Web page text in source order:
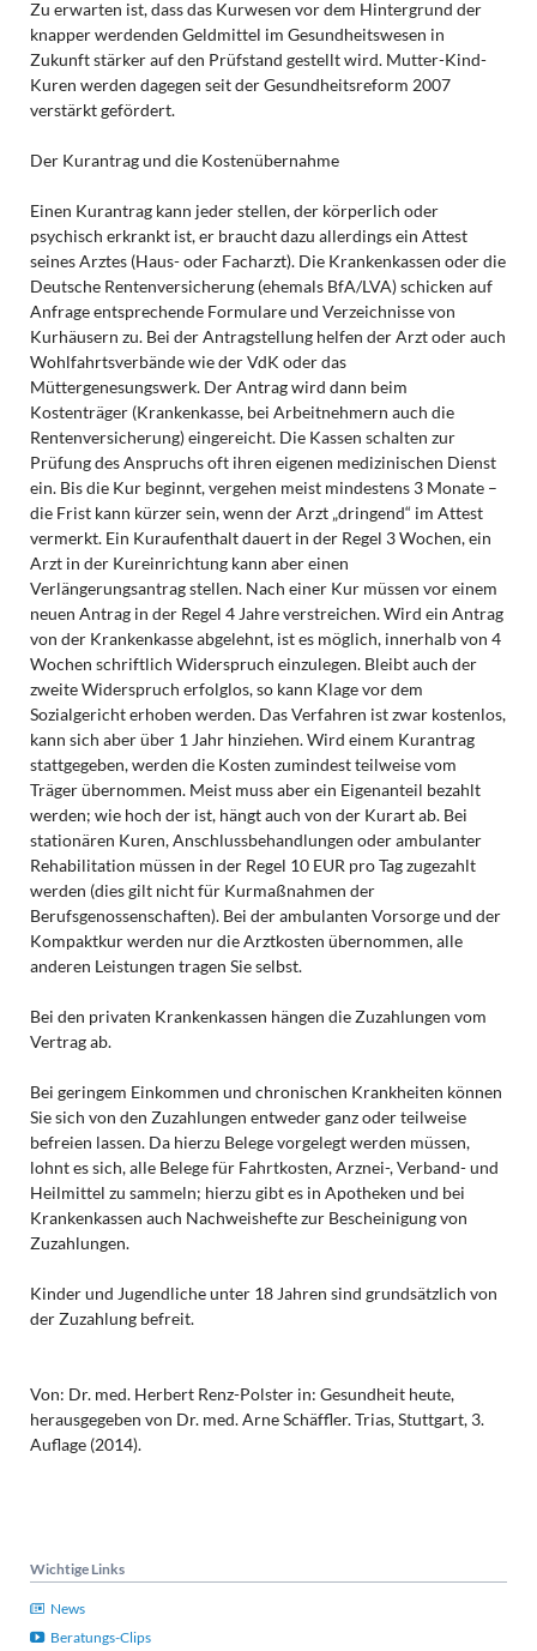
Zu erwarten ist, dass das Kurwesen vor dem Hintergrund der
knapper werdenden Geldmittel im Gesundheitswesen in
Zukunft stärker auf den Prüfstand gestellt wird. Mutter-Kind-
Kuren werden dagegen seit der Gesundheitsreform 2007
verstärkt gefördert.
Der Kurantrag und die Kostenübernahme
Einen Kurantrag kann jeder stellen, der körperlich oder
psychisch erkrankt ist, er braucht dazu allerdings ein Attest
seines Arztes (Haus- oder Facharzt). Die Krankenkassen oder die
Deutsche Rentenversicherung (ehemals BfA/LVA) schicken auf
Anfrage entsprechende Formulare und Verzeichnisse von
Kurhäusern zu. Bei der Antragstellung helfen der Arzt oder auch
Wohlfahrtsverbände wie der VdK oder das
Müttergenesungswerk. Der Antrag wird dann beim
Kostenträger (Krankenkasse, bei Arbeitnehmern auch die
Rentenversicherung) eingereicht. Die Kassen schalten zur
Prüfung des Anspruchs oft ihren eigenen medizinischen Dienst
ein. Bis die Kur beginnt, vergehen meist mindestens 3 Monate –
die Frist kann kürzer sein, wenn der Arzt „dringend“ im Attest
vermerkt. Ein Kuraufenthalt dauert in der Regel 3 Wochen, ein
Arzt in der Kureinrichtung kann aber einen
Verlängerungsantrag stellen. Nach einer Kur müssen vor einem
neuen Antrag in der Regel 4 Jahre verstreichen. Wird ein Antrag
von der Krankenkasse abgelehnt, ist es möglich, innerhalb von 4
Wochen schriftlich Widerspruch einzulegen. Bleibt auch der
zweite Widerspruch erfolglos, so kann Klage vor dem
Sozialgericht erhoben werden. Das Verfahren ist zwar kostenlos,
kann sich aber über 1 Jahr hinziehen. Wird einem Kurantrag
stattgegeben, werden die Kosten zumindest teilweise vom
Träger übernommen. Meist muss aber ein Eigenanteil bezahlt
werden; wie hoch der ist, hängt auch von der Kurart ab. Bei
stationären Kuren, Anschlussbehandlungen oder ambulanter
Rehabilitation müssen in der Regel 10 EUR pro Tag zugezahlt
werden (dies gilt nicht für Kurmaßnahmen der
Berufsgenossenschaften). Bei der ambulanten Vorsorge und der
Kompaktkur werden nur die Arztkosten übernommen, alle
anderen Leistungen tragen Sie selbst.
Bei den privaten Krankenkassen hängen die Zuzahlungen vom
Vertrag ab.
Bei geringem Einkommen und chronischen Krankheiten können
Sie sich von den Zuzahlungen entweder ganz oder teilweise
befreien lassen. Da hierzu Belege vorgelegt werden müssen,
lohnt es sich, alle Belege für Fahrtkosten, Arznei-, Verband- und
Heilmittel zu sammeln; hierzu gibt es in Apotheken und bei
Krankenkassen auch Nachweishefte zur Bescheinigung von
Zuzahlungen.
Kinder und Jugendliche unter 18 Jahren sind grundsätzlich von
der Zuzahlung befreit.
Von: Dr. med. Herbert Renz-Polster in: Gesundheit heute,
herausgegeben von Dr. med. Arne Schäffler. Trias, Stuttgart, 3.
Auflage (2014).
Wichtige Links
News
Beratungs-Clips